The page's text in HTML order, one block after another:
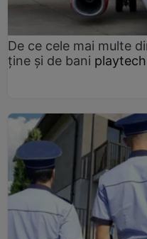
De ce cele mai multe
ține și de bani